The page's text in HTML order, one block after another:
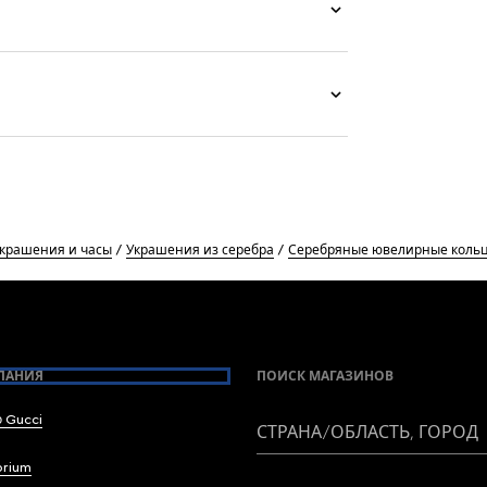
и часы Украшения из серебра Серебряные ювелирные
Gucci
ПОИСК МАГАЗИНОВ
СТРАНА/ОБЛАСТЬ, ГОРОД